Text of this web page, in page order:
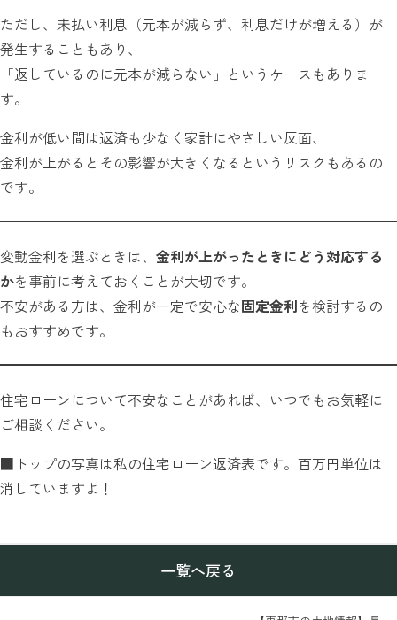
ただし、未払い利息（元本が減らず、利息だけが増える）が
発生することもあり、
「返しているのに元本が減らない」というケースもありま
す。
金利が低い間は返済も少なく家計にやさしい反面、
金利が上がるとその影響が大きくなるというリスクもあるの
です。
変動金利を選ぶときは、 金利が上がったときにどう対応する
かを事前に考えておくことが大切です。
不安がある方は、金利が一定で安心な固定金利を検討するの
もおすすめです。
住宅ローンについて不安なことがあれば、いつでもお気軽に
ご相談ください。
■トップの写真は私の住宅ローン返済表です。百万円単位は
消していますよ！
一覧へ戻る